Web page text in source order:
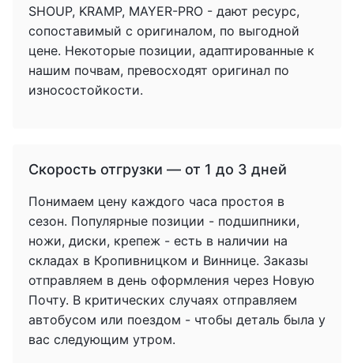
SHOUP, KRAMP, MAYER-PRO - дают ресурс,
сопоставимый с оригиналом, по выгодной
цене. Некоторые позиции, адаптированные к
нашим почвам, превосходят оригинал по
износостойкости.
Скорость отгрузки — от 1 до 3 дней
Понимаем цену каждого часа простоя в
сезон. Популярные позиции - подшипники,
ножи, диски, крепеж - есть в наличии на
складах в Кропивницком и Виннице. Заказы
отправляем в день оформления через Новую
Почту. В критических случаях отправляем
автобусом или поездом - чтобы деталь была у
вас следующим утром.